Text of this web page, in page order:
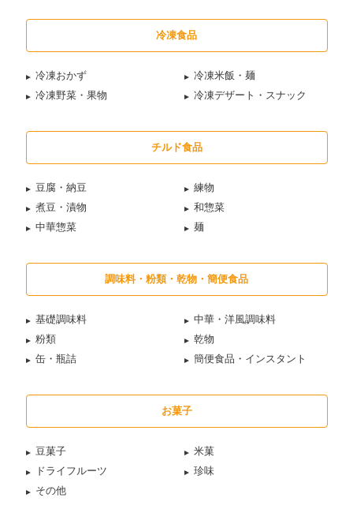
冷凍食品
冷凍おかず
冷凍米飯・麺
冷凍野菜・果物
冷凍デザート・スナック
チルド食品
豆腐・納豆
練物
煮豆・漬物
和惣菜
中華惣菜
麺
調味料・粉類・乾物・簡便食品
基礎調味料
中華・洋風調味料
粉類
乾物
缶・瓶詰
簡便食品・インスタント
お菓子
豆菓子
米菓
ドライフルーツ
珍味
その他